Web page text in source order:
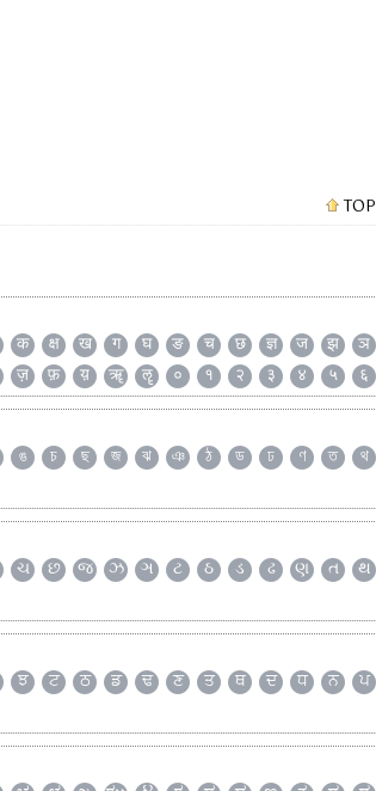
TOP
क क्ष ख ग घ ङ च छ ज्ञ ज झ ञ
ज़ फ़ य़ ॠ ॡ ० १ २ ३ ४ ५ ६
ঙ চ ছ জ ঝ ঞ ঠ ড ঢ ণ ত থ
ચ છ જ ઝ ઞ ટ ઠ ડ ઢ ણ ત થ
ਝ ਟ ਠ ਡ ਢ ਣ ਤ ਥ ਦ ਧ ਨ ਪ